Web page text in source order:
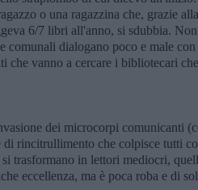
o una ragazzina che, grazie
6/7 libri all'anno, si sdubbia.
comunali dialogano poco e male
che vanno a cercare i bibliotecari
dei microcorpi comunicanti
di rincitrullimento che colpisce tutti
trasformano in lettori mediocri,
eccellenza, ma è poca roba e di